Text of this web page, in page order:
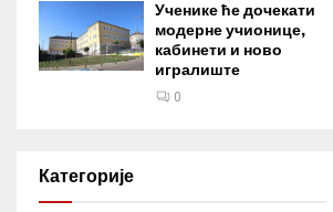
Ученике ће дочекати
модерне учионице,
кабинети и ново
игралиште
0
Категорије